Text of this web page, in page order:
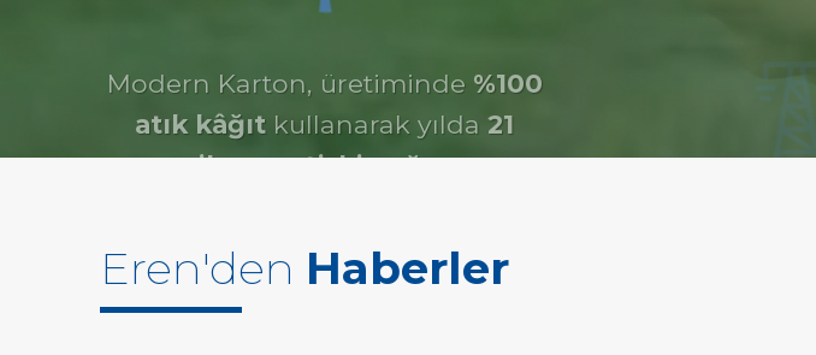
kesilmesini önlüyoruz.
enerjisi
Eren'den Haberler